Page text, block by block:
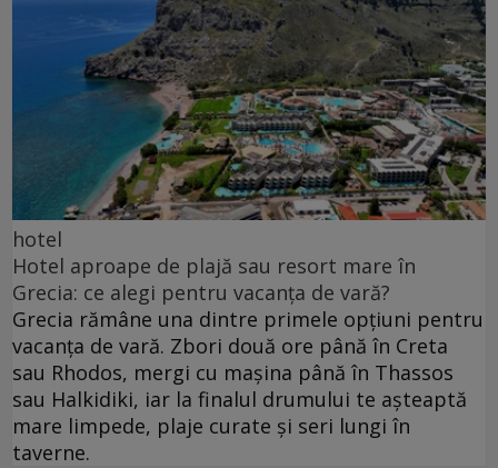
hotel
Hotel aproape de plajă sau resort mare în
Grecia: ce alegi pentru vacanța de vară?
Grecia rămâne una dintre primele opțiuni pentru
vacanța de vară. Zbori două ore până în Creta
sau Rhodos, mergi cu mașina până în Thassos
sau Halkidiki, iar la finalul drumului te așteaptă
mare limpede, plaje curate și seri lungi în
taverne.